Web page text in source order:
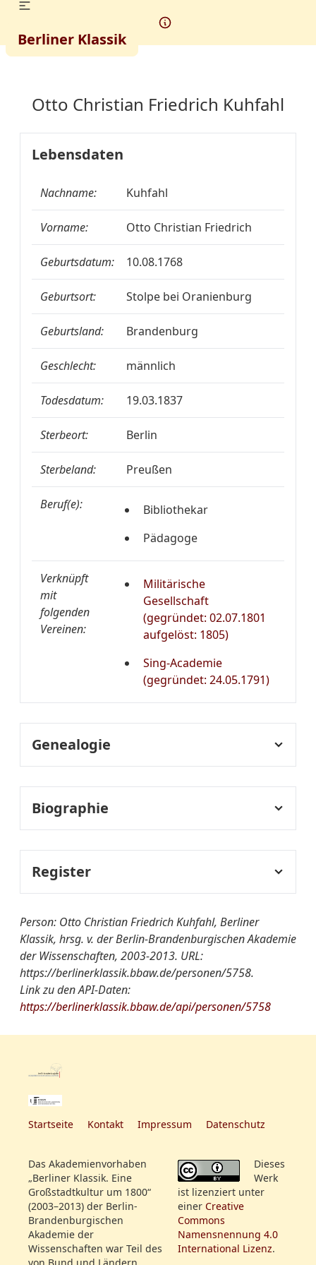
Berliner Klassik
Otto Christian Friedrich Kuhfahl
Lebensdaten
Nachname: Kuhfahl
Vorname: Otto Christian Friedrich
Geburtsdatum: 10.08.1768
Geburtsort: Stolpe bei Oranienburg
Geburtsland: Brandenburg
Geschlecht: männlich
Todesdatum: 19.03.1837
Sterbeort: Berlin
Sterbeland: Preußen
Beruf(e):
Bibliothekar
Pädagoge
Verknüpft
mit
folgenden
Vereinen:
Militärische
Gesellschaft
(gegründet: 02.07.1801
aufgelöst: 1805)
Sing-Academie
(gegründet: 24.05.1791)
Genealogie
Genealogie:
Vater: Johann Adam
11.02.: Heirat mit Bertha
Therbuch, keine Kinder
Biographie
Lebenslauf:
vollständiger Vorname:
Realschule in Berlin
1785
Gymnasium zum Grauen
Kloster (Schindlersches
Stipendium)
1789
bis 1791 Universität Halle
(Kirchengeschichte)
kurzzeitig Hauslehrer in der
16.12. bis 1801 Gouverneur
am Kadetteninstitut (Fach:
1801
Professor am
Kadetteninstitut Berlin
(Fach: Militärenzyklopädie)
24.05. Mitglied der
Register
Bibliothekswesen
Pädagogik
Gruppen/Vereinigungen-
Register:
Militärische
Gesellschaft
Person: Otto Christian Friedrich Kuhfahl, Berliner
Klassik, hrsg. v. der Berlin-Brandenburgischen Akademie
der Wissenschaften, 2003-2013. URL:
https://berlinerklassik.bbaw.de/personen/5758.
Link zu den API-Daten:
https://berlinerklassik.bbaw.de/api/personen/5758
Startseite Kontakt Impressum Datenschutz
Das Akademienvorhaben
„Berliner Klassik. Eine
Großstadtkultur um 1800“
(2003–2013) der Berlin-
Brandenburgischen
Akademie der
Wissenschaften war Teil des
Dieses
Werk
ist lizenziert unter
einer Creative
Commons
Namensnennung 4.0
International Lizenz.